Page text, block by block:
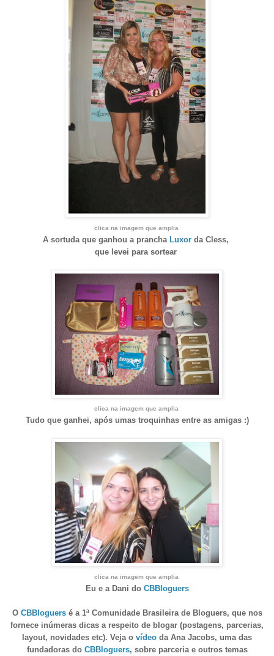
clica na imagem que amplia
A sortuda que ganhou a prancha Luxor da Cless,
que levei para sortear
clica na imagem que amplia
Tudo que ganhei, após umas troquinhas entre as amigas :)
clica na imagem que amplia
Eu e a Dani do CBBloguers
O CBBloguersé a 1ª Comunidade Brasileira de Bloguers, que nos
fornece inúmeras dicas a respeito de blogar (postagens, parcerias,
layout, novidades etc). Veja o vídeo da Ana Jacobs, uma das
fundadoras do CBBloguers, sobre parceria e outros temas